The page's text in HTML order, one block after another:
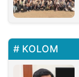
KOLOM